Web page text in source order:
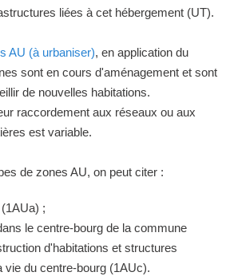
liées à cet hébergement (UT).
AU (à urbaniser), en application du
sont en cours d'aménagement et sont
de nouvelles habitations.
raccordement aux réseaux ou aux
est variable.
de zones AU, on peut citer :
;
le centre-bourg de la commune
d'habitations et structures
vie du centre-bourg (1AUc).